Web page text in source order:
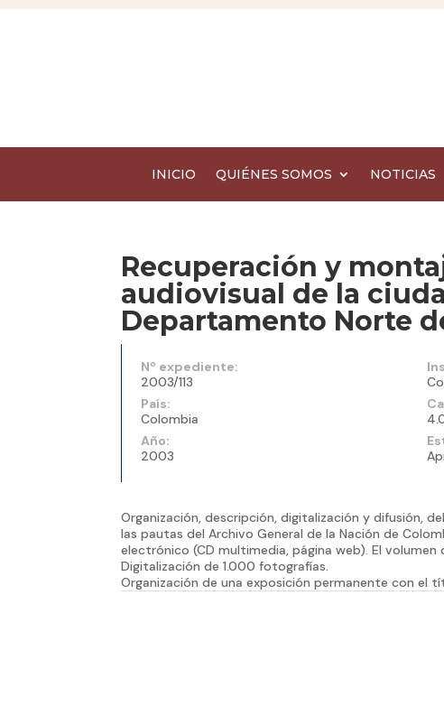
INICIO QUIÉNES SOMOS NOTICIAS
Recuperación y
audiovisual de la
Departamento Norte
Nº expediente:
2003/113
País:
Colombia
Año:
2003
Organización, descripción, digitalización y difusión,
las pautas del Archivo General de la Nación de
electrónico (CD multimedia, página web). El
Digitalización de 1.000 fotografías.
Organización de una exposición permanente con el